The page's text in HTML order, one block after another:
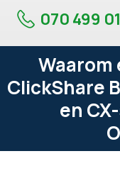
070 499
Waarom
ClickShare
en